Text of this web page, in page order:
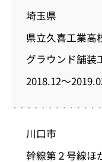
埼玉県
県立久喜工業高
グラウンド舗装
2018.12～
川口市
幹線第２号線ほ